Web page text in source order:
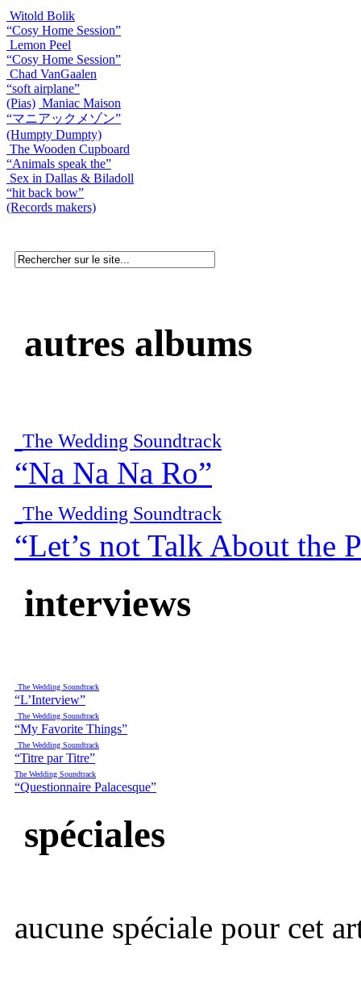
Witold Bolik
“Cosy Home Session”
Lemon Peel
“Cosy Home Session”
Chad VanGaalen
“soft airplane”
(Pias) Maniac Maison
“マニアックメゾン”
(Humpty Dumpty)
The Wooden Cupboard
“Animals speak the”
Sex in Dallas & Biladoll
“hit back bow”
(Records makers)
autres albums
The Wedding Soundtrack
“Na Na Na Ro”
The Wedding Soundtrack
“Let’s not Talk About the
interviews
The Wedding Soundtrack
“L’Interview”
The Wedding Soundtrack
“My Favorite Things”
The Wedding Soundtrack
“Titre par Titre”
The Wedding Soundtrack
“Questionnaire Palacesque”
spéciales
aucune spéciale pour cet